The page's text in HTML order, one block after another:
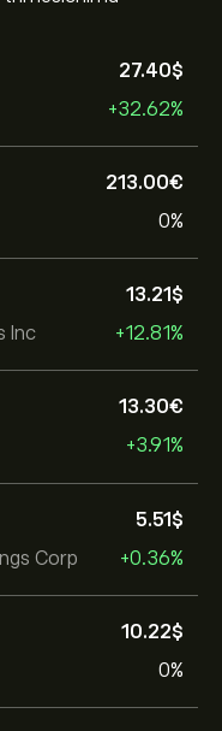
27.40‎$‎
+32.62%
213.00‎€‎
0%
Inc
13.21‎$‎
+12.81%
13.30‎€‎
+3.91%
Corp
5.51‎$‎
+0.36%
10.22‎$‎
0%